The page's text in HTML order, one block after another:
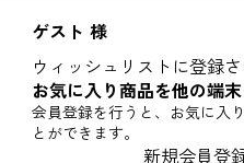
ゲスト 様
ウィッシュリストに登録
お気に入り商品を他の端
会員登録を行うと、お気に入
とができます。
新規会員登